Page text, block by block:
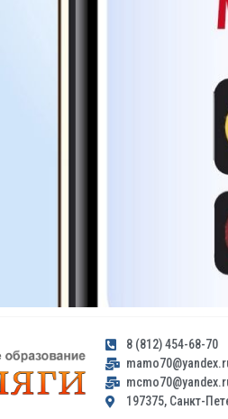
8 (812) 454-68-70
197375, Санкт-